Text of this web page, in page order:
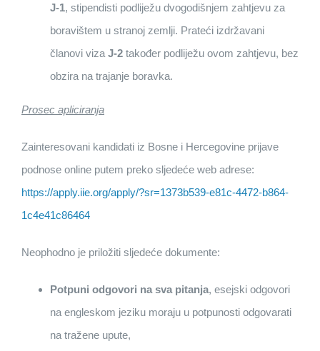
J-1, stipendisti podliježu dvogodišnjem zahtjevu za
boravištem u stranoj zemlji. Prateći izdržavani
članovi viza J-2 također podliježu ovom zahtjevu, bez
obzira na trajanje boravka.
Prosec apliciranja
Zainteresovani kandidati iz Bosne i Hercegovine prijave
podnose online putem preko sljedeće web adrese:
https://apply.iie.org/apply/?sr=1373b539-e81c-4472-b864-
1c4e41c86464
Neophodno je priložiti sljedeće dokumente:
Potpuni odgovori na sva pitanja, esejski odgovori
na engleskom jeziku moraju u potpunosti odgovarati
na tražene upute,